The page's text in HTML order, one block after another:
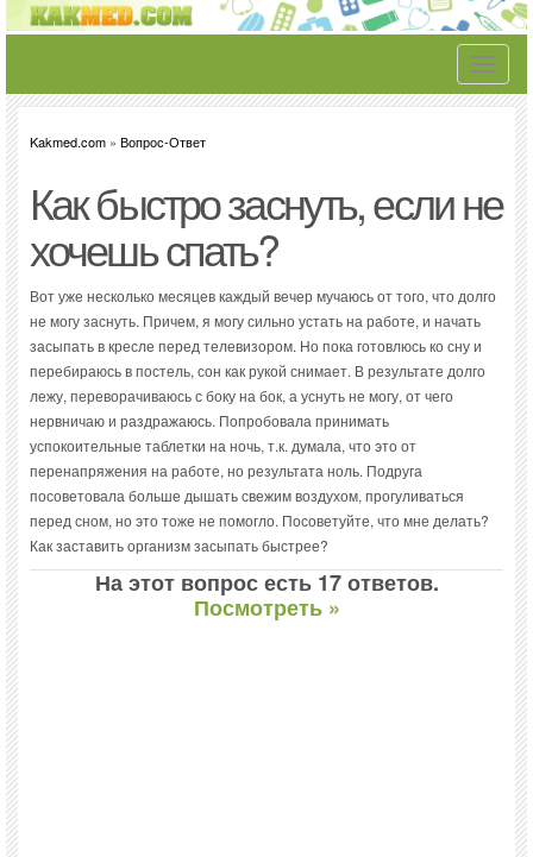
Toggle
Kakmed.com » Вопрос-Ответ
Как быстро заснуть, если не
хочешь спать?
Вот уже несколько месяцев каждый вечер мучаюсь от того, что долго
не могу заснуть. Причем, я могу сильно устать на работе, и начать
засыпать в кресле перед телевизором. Но пока готовлюсь ко сну и
перебираюсь в постель, сон как рукой снимает. В результате долго
лежу, переворачиваюсь с боку на бок, а уснуть не могу, от чего
нервничаю и раздражаюсь. Попробовала принимать
успокоительные таблетки на ночь, т.к. думала, что это от
перенапряжения на работе, но результата ноль. Подруга
посоветовала больше дышать свежим воздухом, прогуливаться
перед сном, но это тоже не помогло. Посоветуйте, что мне делать?
Как заставить организм засыпать быстрее?
На этот вопрос есть 17 ответов.
Посмотреть »